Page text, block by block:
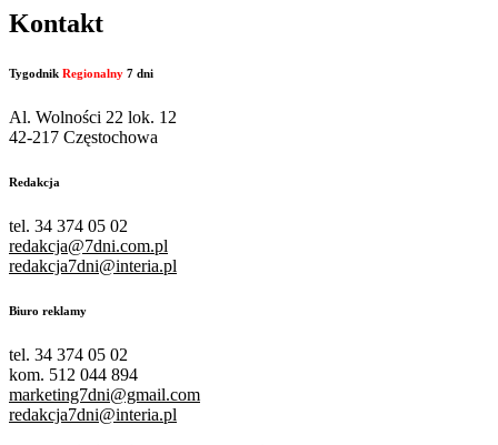
Kontakt
Tygodnik Regionalny 7 dni
Al. Wolności 22 lok. 12
42-217 Częstochowa
Redakcja
tel. 34 374 05 02
redakcja@7dni.com.pl
redakcja7dni@interia.pl
Biuro reklamy
tel. 34 374 05 02
kom. 512 044 894
marketing7dni@gmail.com
redakcja7dni@interia.pl